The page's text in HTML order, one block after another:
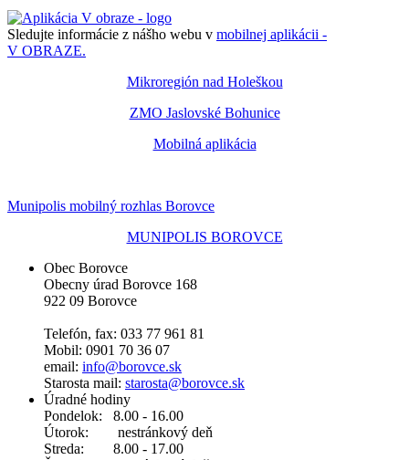
Sledujte informácie z nášho webu v mobilnej aplikácii -
V OBRAZE.
Mikroregión nad Holeškou
ZMO Jaslovské Bohunice
Mobilná aplikácia
Munipolis mobilný rozhlas Borovce
MUNIPOLIS BOROVCE
Obec Borovce
Obecny úrad Borovce 168
922 09 Borovce
Telefón, fax: 033 77 961 81
Mobil: 0901 70 36 07
email: info@borovce.sk
Starosta mail: starosta@borovce.sk
Úradné hodiny
Pondelok: 8.00 - 16.00
Útorok: nestránkový deň
Streda: 8.00 - 17.00